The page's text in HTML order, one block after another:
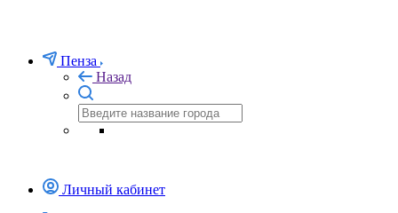
Пенза
Назад
Личный кабинет